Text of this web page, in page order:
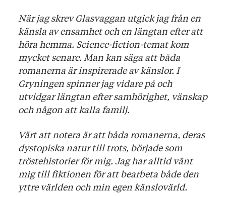
När jag skrev Glasvaggan utgick jag från en
känsla av ensamhet och en längtan efter att
höra hemma. Science-fiction-temat kom
mycket senare. Man kan säga att båda
romanerna är inspirerade av känslor. I
Gryningen spinner jag vidare på och
utvidgar längtan efter samhörighet, vänskap
och någon att kalla familj.
Värt att notera är att båda romanerna, deras
dystopiska natur till trots, började som
tröstehistorier för mig. Jag har alltid vänt
mig till fiktionen för att bearbeta både den
yttre världen och min egen känslovärld.